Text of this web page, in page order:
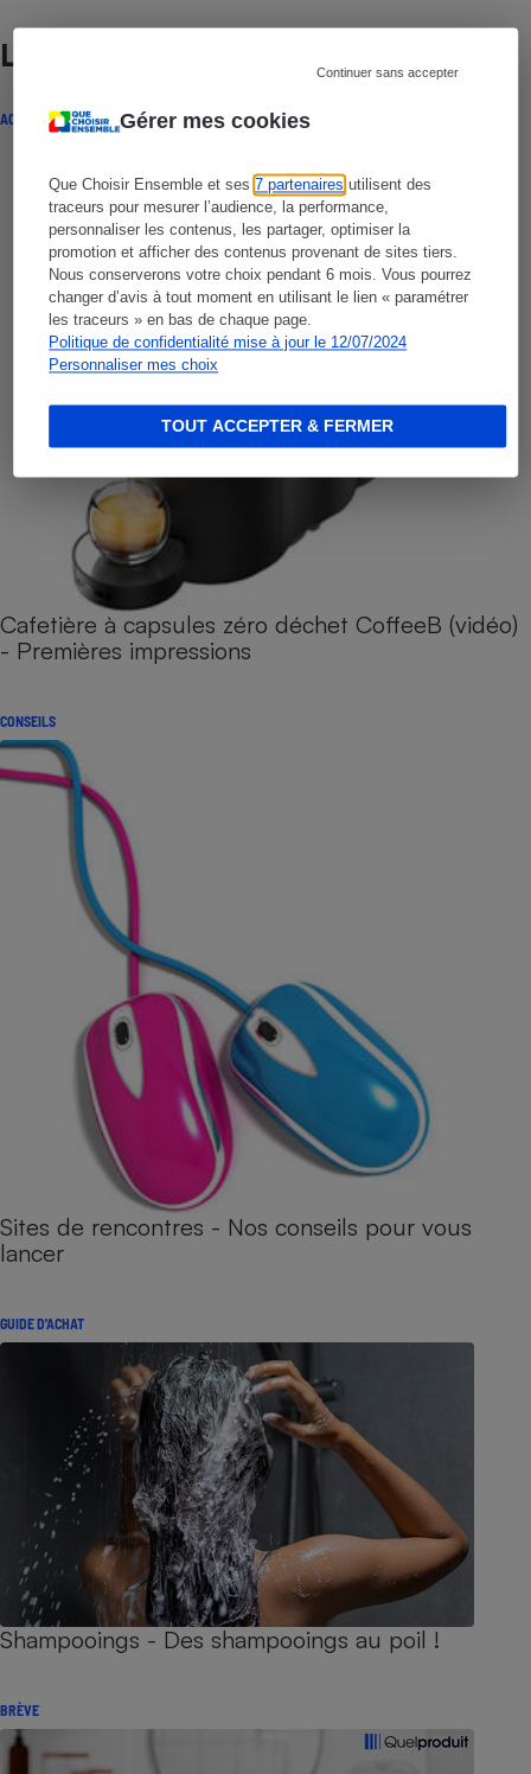
Gérer mes cookies
Que Choisir Ensemble et ses7 partenaires utilisent des
traceurs pour mesurer l’audience, la performance,
personnaliser les contenus, les partager, optimiser la
promotion et afficher des contenus provenant de sites tiers.
Nous conserverons votre choix pendant 6 mois. Vous pourrez
changer d’avis à tout moment en utilisant le lien « paramétrer
les traceurs » en bas de chaque page.
Politique de confidentialité mise à jour le 12/07/2024
Personnaliser mes choix
Continuer sans accepter
TOUT ACCEPTER & FERMER
Lire aussi
ACTUALITÉ
Cafetière à capsules zéro déchet CoffeeB (vidéo)
- Premières impressions
CONSEILS
Sites de rencontres - Nos conseils pour vous
lancer
GUIDE D'ACHAT
Shampooings - Des shampooings au poil !
BRÈVE